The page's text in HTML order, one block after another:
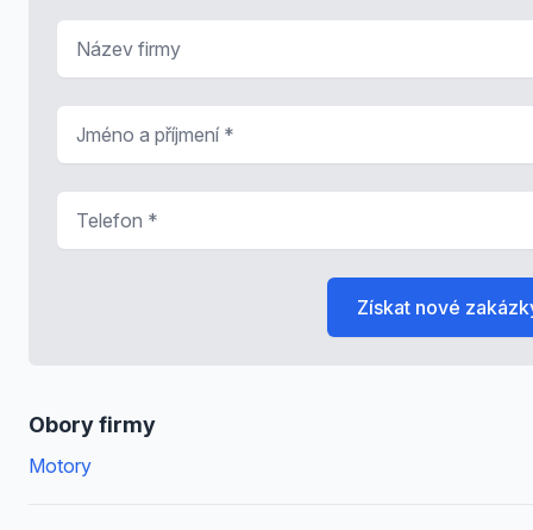
Obory firmy
Motory
Získat nové